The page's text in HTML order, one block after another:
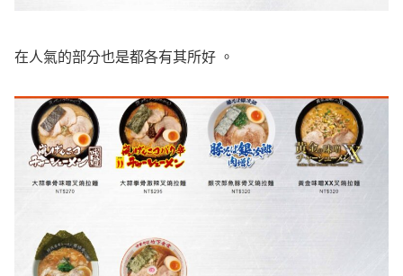
在人氣的部分也是都各有其所好 。